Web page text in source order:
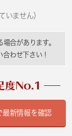
いません）
場合があります。
わせ下さい！
最新情報を確認